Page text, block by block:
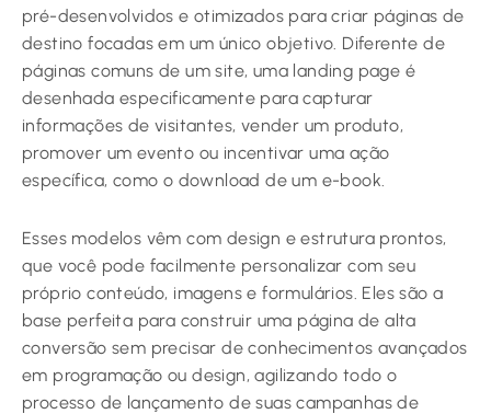
pré-desenvolvidos e otimizados para criar páginas de
destino focadas em um único objetivo. Diferente de
páginas comuns de um site, uma landing page é
desenhada especificamente para capturar
informações de visitantes, vender um produto,
promover um evento ou incentivar uma ação
específica, como o download de um e-book.
Esses modelos vêm com design e estrutura prontos,
que você pode facilmente personalizar com seu
próprio conteúdo, imagens e formulários. Eles são a
base perfeita para construir uma página de alta
conversão sem precisar de conhecimentos avançados
em programação ou design, agilizando todo o
processo de lançamento de suas campanhas de